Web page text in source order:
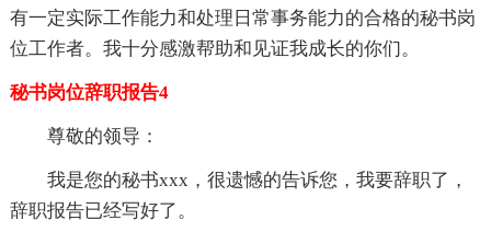
有一定实际工作能力和处理日常事务能力的合格的秘书岗
位工作者。我十分感激帮助和见证我成长的你们。
秘书岗位辞职报告4
尊敬的领导：
我是您的秘书xxx，很遗憾的告诉您，我要辞职了，
辞职报告已经写好了。